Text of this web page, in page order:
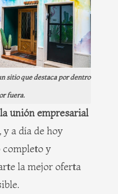
sitio que destaca por dentro
fuera.
unión empresarial
, y a día de hoy
completo y
la mejor oferta